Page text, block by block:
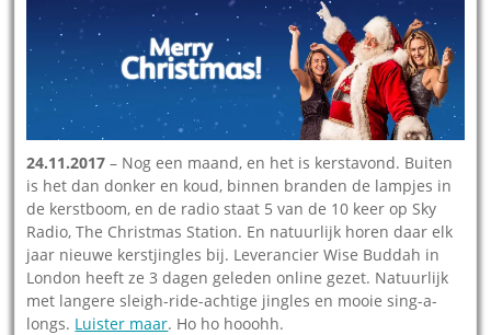
24.11.2017 – Nog een maand, en het is kerstavond. Buiten
is het dan donker en koud, binnen branden de lampjes in
de kerstboom, en de radio staat 5 van de 10 keer op Sky
Radio, The Christmas Station. En natuurlijk horen daar elk
jaar nieuwe kerstjingles bij. Leverancier Wise Buddah in
London heeft ze 3 dagen geleden online gezet. Natuurlijk
met langere sleigh-ride-achtige jingles en mooie sing-a-
longs. Luister maar. Ho ho hooohh.